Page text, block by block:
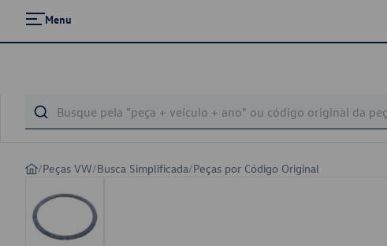
Menu
/Peças VW/Busca Simplificada/Peças por Código Original